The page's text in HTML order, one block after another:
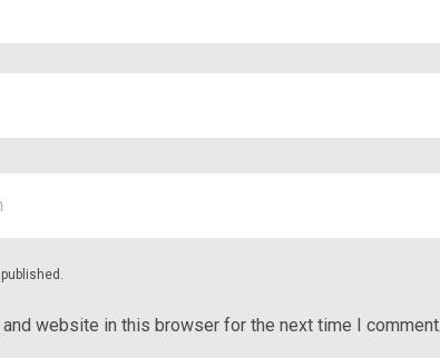
and website in this browser for the next time I comment.